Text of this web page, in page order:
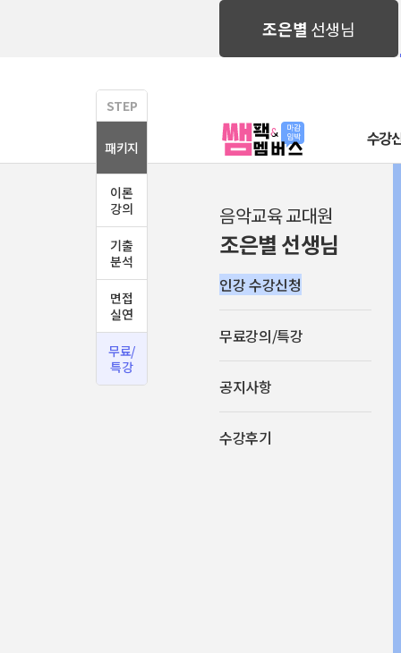
수강
음악교육 교대원
조은별 선생님
인강 수강신청
무료강의/특강
공지사항
수강후기
조은별 선생님
STEP
패키지
이론
강의
기출
분석
면접
실연
무료/
특강